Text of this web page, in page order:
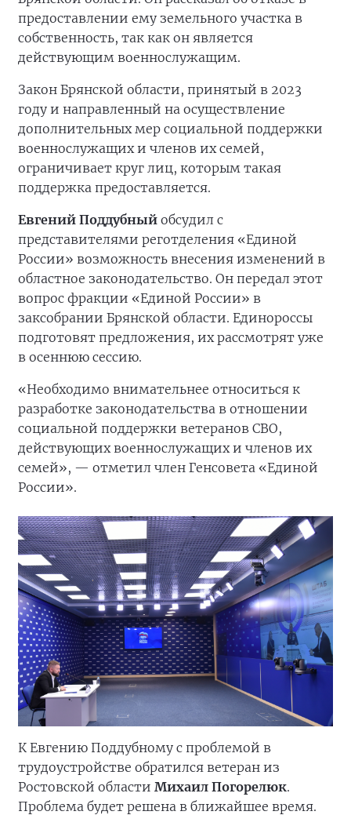
предоставлении ему земельного участка в
собственность, так как он является
действующим военнослужащим.
Закон Брянской области, принятый в 2023
году и направленный на осуществление
дополнительных мер социальной поддержки
военнослужащих и членов их семей,
ограничивает круг лиц, которым такая
поддержка предоставляется.
Евгений Поддубный обсудил с
представителями реготделения «Единой
России» возможность внесения изменений в
областное законодательство. Он передал этот
вопрос фракции «Единой России» в
заксобрании Брянской области. Единороссы
подготовят предложения, их рассмотрят уже
в осеннюю сессию.
«Необходимо внимательнее относиться к
разработке законодательства в отношении
социальной поддержки ветеранов СВО,
действующих военнослужащих и членов их
семей», — отметил член Генсовета «Единой
России».
К Евгению Поддубному с проблемой в
трудоустройстве обратился ветеран из
Ростовской области Михаил Погорелюк.
Проблема будет решена в ближайшее время.